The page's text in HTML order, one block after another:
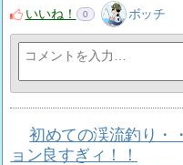
いいね！
0 ボッチ
初めての渓流釣り・
ョン良すぎィ！！